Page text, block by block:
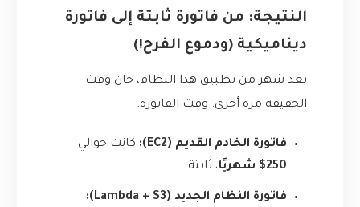
النتيجة: من فاتورة ثابتة إلى فاتورة
ديناميكية (ودموع الفرح!)
بعد شهر من تطبيق هذا النظام، حان وقت
الحقيقة مرة أخرى: وقت الفاتورة.
فاتورة الخادم القديم (EC2):
كانت حوالي
250$ شهريًا
، ثابتة.
فاتورة النظام الجديد (Lambda + S3):